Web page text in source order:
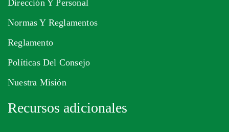
Dirección Y Personal
Normas Y Reglamentos
Reglamento
Políticas Del Consejo
Nuestra Misión
Recursos adicionales